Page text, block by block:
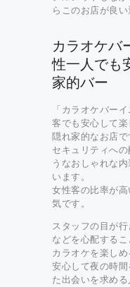
らこのお店が良い
カラオケバ
性一人でも
家的バー
「カラオケバー
客でも安心して
隠れ家的なお店で
セキュリティへ
うなおしゃれな
います。
女性客の比率が
気です。
スタッフの目が
などを心配する
カラオケを楽しめ
安心して夜の時
た出会いを求める